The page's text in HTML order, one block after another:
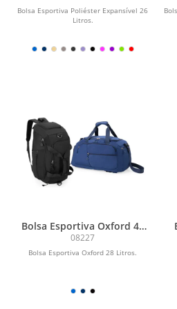
Bolsa Esportiva Poliéster Expansível 26
Litros.
Bolsa Esportiva Oxford 42
Litros
08227
Bolsa Esportiva Oxford 28 Litros.